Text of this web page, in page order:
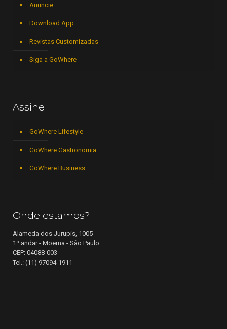
Anuncie
Download App
Revistas Customizadas
Siga a GoWhere
Assine
GoWhere Lifestyle
GoWhere Gastronomia
GoWhere Business
Onde estamos?
Alameda dos Jurupis, 1005
1º andar - Moema - São Paulo
CEP: 04088-003
Tel.: (11) 97094-1911